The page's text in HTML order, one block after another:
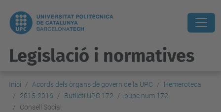
Legislació i normatives
Inici Acords dels òrgans de govern de la UPC
Hemeroteca
2015-2016
Butlletí UPC 172
bupc num 172
Consell Social